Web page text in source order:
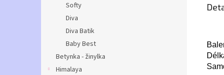
Softy
Diva
Diva Batik
Baby Best
Betynka - žinylka
Himalaya